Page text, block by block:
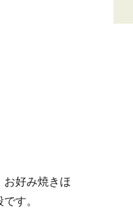
お好み焼きほ
す。